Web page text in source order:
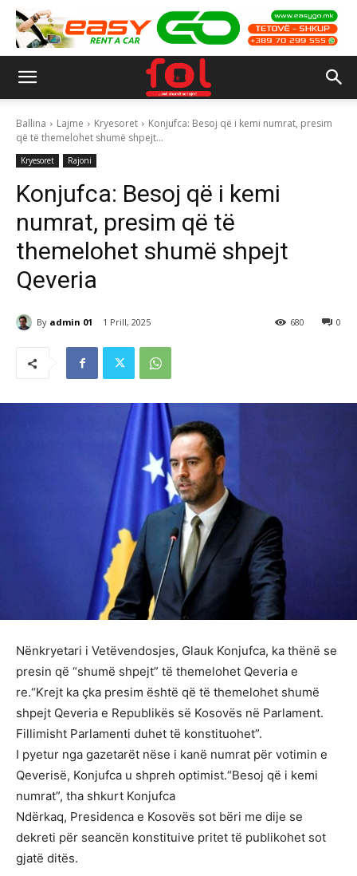
Ballina Lajme Kryesoret
Konjufca: Besoj që i kemi numrat, presim
që të themelohet shumë shpejt...
Kryesoret Rajoni
Konjufca: Besoj që i kemi
numrat, presim që të
themelohet shumë shpejt
Qeveria
By admin 01 1 Prill, 2025 0
680
Nënkryetari i Vetëvendosjes, Glauk Konjufca, ka thënë se
presin që “shumë shpejt” të themelohet Qeveria e
re.“Krejt ka çka presim është që të themelohet shumë
shpejt Qeveria e Republikës së Kosovës në Parlament.
Fillimisht Parlamenti duhet të konstituohet”.
I pyetur nga gazetarët nëse i kanë numrat për votimin e
Qeverisë, Konjufca u shpreh optimist.“Besoj që i kemi
numrat”, tha shkurt Konjufca
Ndërkaq, Presidenca e Kosovës sot bëri me dije se
dekreti për seancën konstituive pritet të publikohet sot
gjatë ditës.